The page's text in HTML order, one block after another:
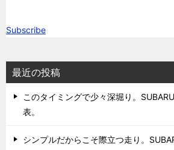
Subscribe
最近の投稿
このタイミングで少々深堀り。
表。
シンプルだからこそ際立つ走り。